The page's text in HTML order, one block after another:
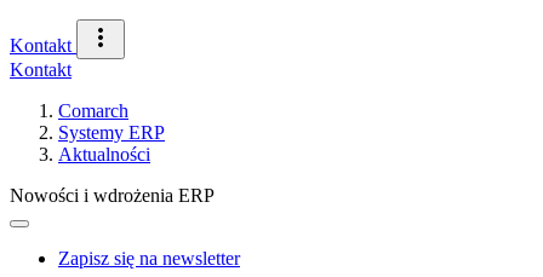
Kontakt
Kontakt
Comarch
Systemy ERP
Aktualności
Nowości i wdrożenia ERP
Zapisz się na newsletter